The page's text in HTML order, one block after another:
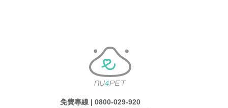
免費專線 | 0800-029-920